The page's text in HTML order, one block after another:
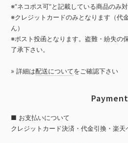
※”ネコポス可”と記載している商品のみ対
※クレジットカードのみとなります（代
ん）
※ポスト投函となります。盗難・紛失の
了承下さい。
» 詳細は配送についてをご確認下さい
Payment
■ お支払いについて
クレジットカード決済・代金引換・楽天